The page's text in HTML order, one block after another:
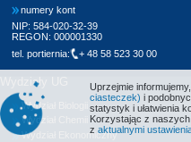
numery kont
NIP: 584-020-32-39
REGON: 000001330
tel. portiernia:
+ 48 58 523 30 00
Wydziały UG
Wydział Biologii
Wydział Chemii
Wydział Ekonomiczny
Uprzejmie
ciasteczek) i
statystyk i ułatwienia
Korzystając z
z aktualnymi